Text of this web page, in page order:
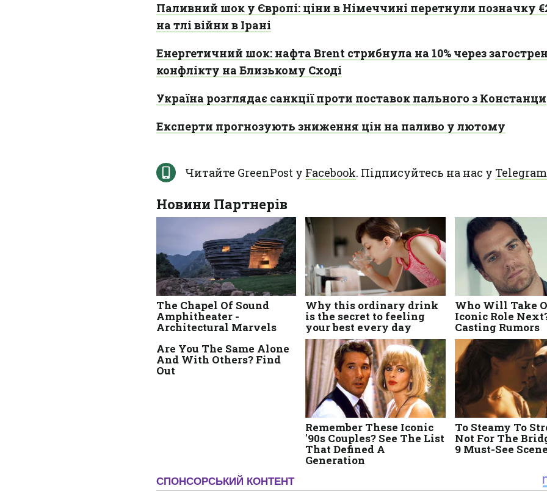
Паливний шок у Європі: ціни в Німеччині перетнули позначку
на тлі війни в Ірані
Енергетичний шок: нафта Brent стрибнула на 10% через
конфлікту на Близькому Сході
Україна розглядає санкції проти поставок пального з Констанци
Експерти прогнозують зниження цін на паливо у лютому
Читайте GreenPost у Facebook. Підписуйтесь на нас у Telegram